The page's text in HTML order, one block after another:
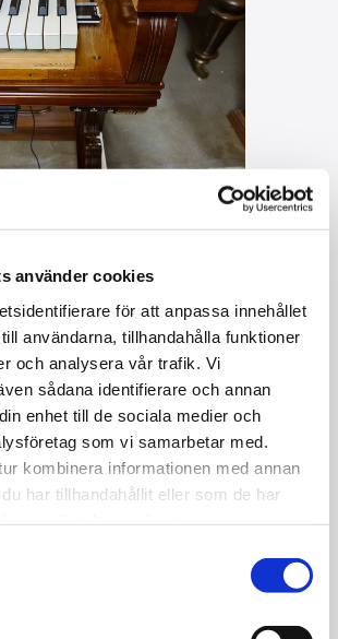
använder cookies
för att anpassa innehållet
användarna, tillhandahålla funktioner
och analysera vår trafik. Vi
sådana identifierare och annan
enhet till de sociala medier och
som vi samarbetar med.
kombinera informationen med annan
har tillhandahållit eller som de har
& JOHANNISSON 136,
/ SÅLD
cm